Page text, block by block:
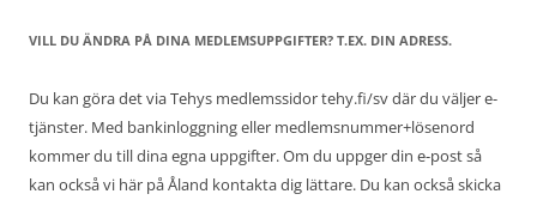
VILL DU ÄNDRA PÅ DINA MEDLEMSUPPGIFTER? T.EX. DIN ADRESS.
Du kan göra det via Tehys medlemssidor tehy.fi/sv där du väljer e-
tjänster. Med bankinloggning eller medlemsnummer+lösenord
kommer du till dina egna uppgifter. Om du uppger din e-post så
kan också vi här på Åland kontakta dig lättare. Du kan också skicka